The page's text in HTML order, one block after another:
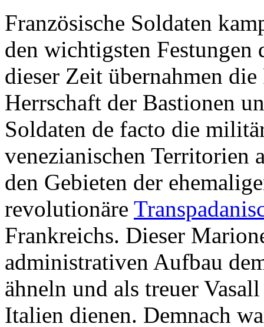
Französische Soldaten
den wichtigsten Festungen
dieser Zeit übernahmen
Herrschaft der Bastionen
Soldaten de facto die
venezianischen Territorien
den Gebieten der
revolutionäre
Frankreichs. Dieser
administrativen Aufbau
ähneln und als treuer
Italien dienen. Demnach